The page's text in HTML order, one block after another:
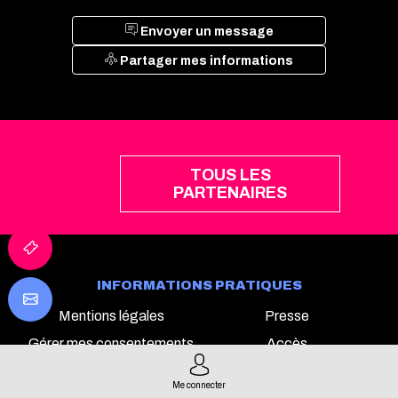
Envoyer un message
Partager mes informations
TOUS LES
PARTENAIRES
INFORMATIONS PRATIQUES
Mentions légales
Presse
Gérer mes consentements
Accès
TECH&FEST SUR LES RÉSEAUX
Me connecter